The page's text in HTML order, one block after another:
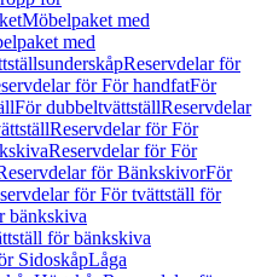
Möbelpaket med
med
Reservdelar för
för För handfatFör
För dubbeltvättställReservdelar
Reservdelar för För
Reservdelar för För
för BänkskivorFör
för För tvättställ för
bänkskiva
för bänkskiva
SidoskåpLåga